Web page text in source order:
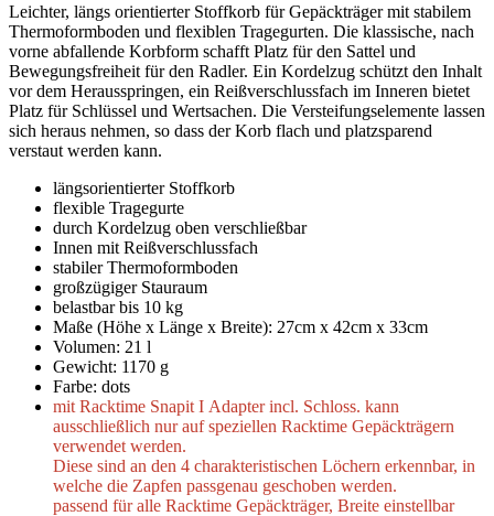
Leichter, längs orientierter Stoffkorb für Gepäckträger mit stabilem
Thermoformboden und flexiblen Tragegurten. Die klassische, nach
vorne abfallende Korbform schafft Platz für den Sattel und
Bewegungsfreiheit für den Radler. Ein Kordelzug schützt den Inhalt
vor dem Herausspringen, ein Reißverschlussfach im Inneren bietet
Platz für Schlüssel und Wertsachen. Die Versteifungselemente lassen
sich heraus nehmen, so dass der Korb flach und platzsparend
verstaut werden kann.
längsorientierter Stoffkorb
flexible Tragegurte
durch Kordelzug oben verschließbar
Innen mit Reißverschlussfach
stabiler Thermoformboden
großzügiger Stauraum
belastbar bis 10 kg
Maße (Höhe x Länge x Breite): 27cm x 42cm x 33cm
Volumen: 21 l
Gewicht: 1170 g
Farbe: dots
mit Racktime Snapit I Adapter incl. Schloss. kann
ausschließlich nur auf speziellen Racktime Gepäckträgern
verwendet werden.
Diese sind an den 4 charakteristischen Löchern erkennbar, in
welche die Zapfen passgenau geschoben werden.
passend für alle Racktime Gepäckträger, Breite einstellbar